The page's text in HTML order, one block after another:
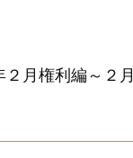
月権利編～２